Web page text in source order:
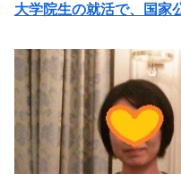
大学院生の就活で、国家